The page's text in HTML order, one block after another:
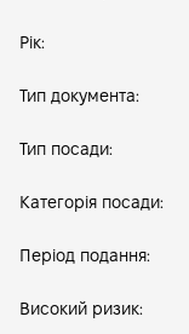
Рік:
Тип документа:
Тип посади:
Категорія посади:
Період подання:
Високий ризик: